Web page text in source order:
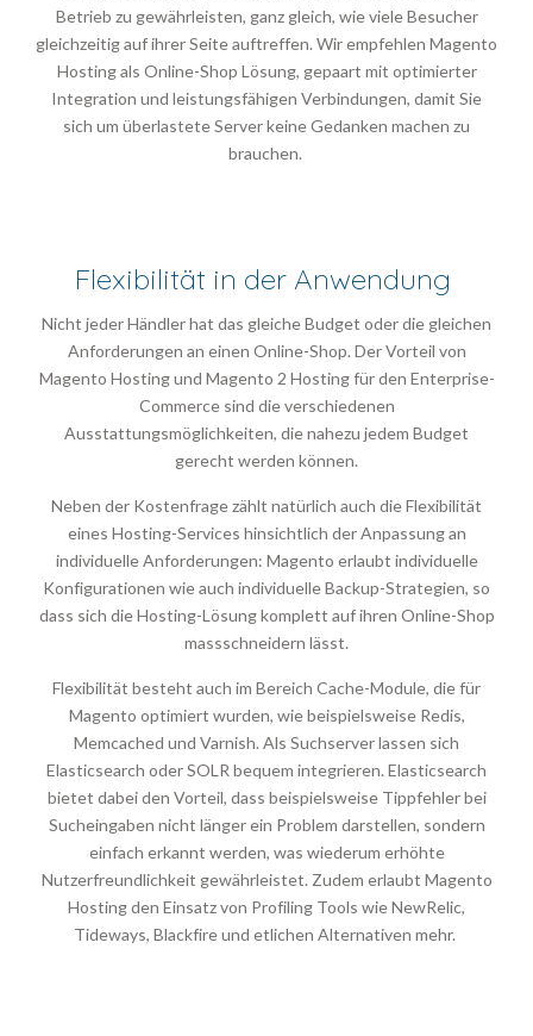
Betrieb zu gewährleisten, ganz gleich, wie viele Besucher
gleichzeitig auf ihrer Seite auftreffen. Wir empfehlen Magento
Hosting als Online-Shop Lösung, gepaart mit optimierter
Integration und leistungsfähigen Verbindungen, damit Sie
sich um überlastete Server keine Gedanken machen zu
brauchen.
Flexibilität in der Anwendung
Nicht jeder Händler hat das gleiche Budget oder die gleichen
Anforderungen an einen Online-Shop. Der Vorteil von
Magento Hosting und Magento 2 Hosting für den Enterprise-
Commerce sind die verschiedenen
Ausstattungsmöglichkeiten, die nahezu jedem Budget
gerecht werden können.
Neben der Kostenfrage zählt natürlich auch die Flexibilität
eines Hosting-Services hinsichtlich der Anpassung an
individuelle Anforderungen: Magento erlaubt individuelle
Konfigurationen wie auch individuelle Backup-Strategien, so
dass sich die Hosting-Lösung komplett auf ihren Online-Shop
massschneidern lässt.
Flexibilität besteht auch im Bereich Cache-Module, die für
Magento optimiert wurden, wie beispielsweise Redis,
Memcached und Varnish. Als Suchserver lassen sich
Elasticsearch oder SOLR bequem integrieren. Elasticsearch
bietet dabei den Vorteil, dass beispielsweise Tippfehler bei
Sucheingaben nicht länger ein Problem darstellen, sondern
einfach erkannt werden, was wiederum erhöhte
Nutzerfreundlichkeit gewährleistet. Zudem erlaubt Magento
Hosting den Einsatz von Profiling Tools wie NewRelic,
Tideways, Blackfire und etlichen Alternativen mehr.